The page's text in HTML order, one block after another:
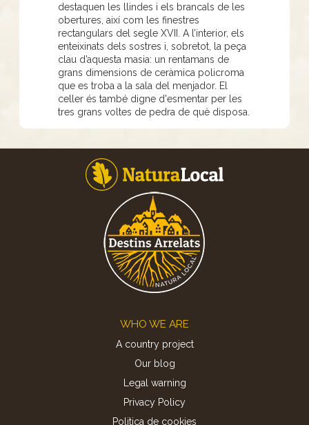
destaquen les llindes i els brancals de les
obertures, així com les finestres
rectangulars del segle XVII. A l’interior, els
enteixinats dels sostres i, sobretot, la peça
clau d’aquesta masia: un rentamans de
grans dimensions de ceràmica policroma
que es troba a la sala del menjador. El
celler és també digne d'esmentar per les
tres grans voltes de pedra de què disposa.
WHO WE ARE
A country project
Our blog
Legal warning
Privacy Policy
Politica de cookies